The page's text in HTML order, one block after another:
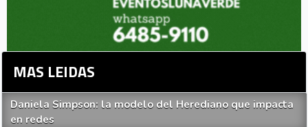
MAS LEIDAS
Daniela Simpson: la modelo del Herediano que impacta
en redes